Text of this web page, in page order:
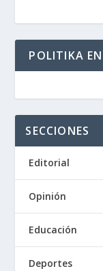
POLITIKA
SECCIONES
Editorial
Opinión
Educación
Deportes